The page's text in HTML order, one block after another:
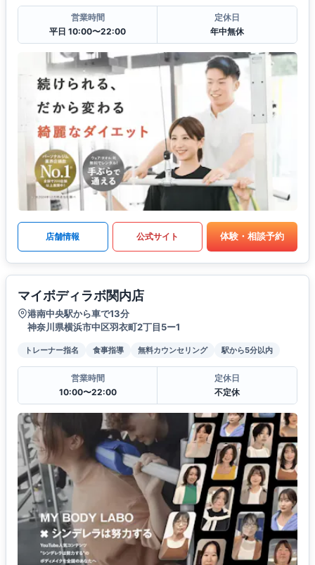
営業時間
平日 10:00〜22:00
定休日
年中無休
店舗情報 公式サイト 体験・相談予約
マイボディラボ関内店
港南中央駅から車で13分
神奈川県横浜市中区羽衣町2丁目5ー1
トレーナー指名 食事指導 無料カウンセリング 駅から5分以内
営業時間
10:00〜22:00
定休日
不定休